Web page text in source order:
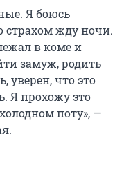
Я боюсь
страхом жду ночи.
в коме и
замуж, родить
уверен, что это
Я прохожу это
поту», —